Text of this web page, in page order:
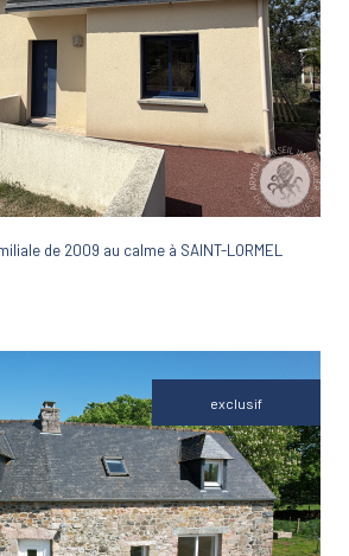
VOIR LE BIEN
de 2009 au calme à SAINT-LORMEL
exclusif
VOIR LE BIEN